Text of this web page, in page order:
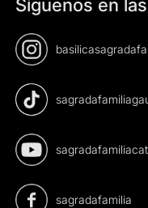
Síguenos en
sagradafamiliacat
sagradafamilia